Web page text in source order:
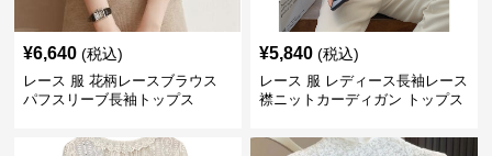
¥6,640 (税込)
レース 服 花柄レースブラウス
パフスリーブ長袖トップス
¥5,840 (税込)
レース 服 レディース長袖レース
襟ニットカーディガン トップス